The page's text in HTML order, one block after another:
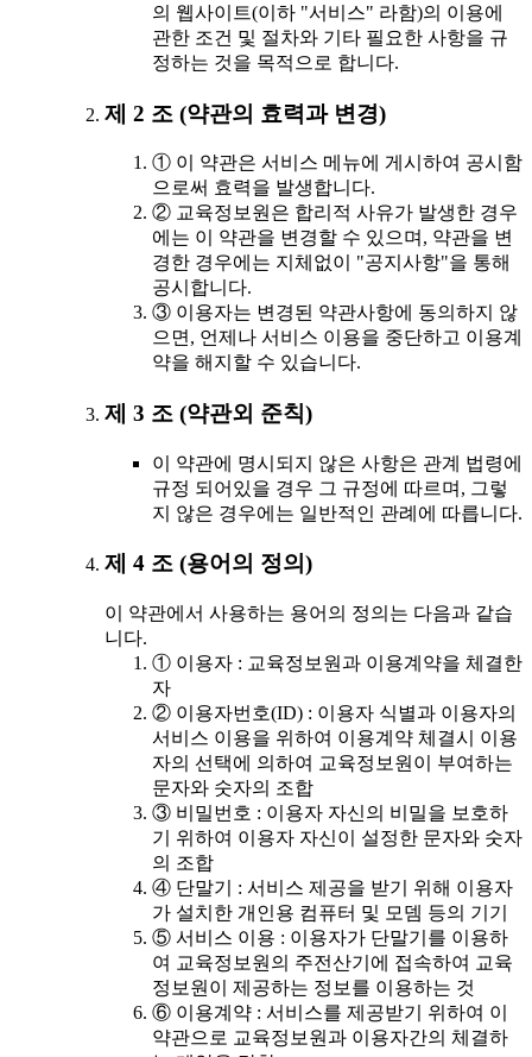
의 웹사이트(이하 "서비스" 라함)의 이용에
관한 조건 및 절차와 기타 필요한 사항을 규
정하는 것을 목적으로 합니다.
제 2 조 (약관의 효력과 변경)
① 이 약관은 서비스 메뉴에 게시하여 공시함
으로써 효력을 발생합니다.
② 교육정보원은 합리적 사유가 발생한 경우
에는 이 약관을 변경할 수 있으며, 약관을 변
경한 경우에는 지체없이 "공지사항"을 통해
공시합니다.
③ 이용자는 변경된 약관사항에 동의하지 않
으면, 언제나 서비스 이용을 중단하고 이용계
약을 해지할 수 있습니다.
제 3 조 (약관외 준칙)
이 약관에 명시되지 않은 사항은 관계 법령에
규정 되어있을 경우 그 규정에 따르며, 그렇
지 않은 경우에는 일반적인 관례에 따릅니다.
제 4 조 (용어의 정의)
이 약관에서 사용하는 용어의 정의는 다음과 같습
니다.
① 이용자 : 교육정보원과 이용계약을 체결한
자
② 이용자번호(ID) : 이용자 식별과 이용자의
서비스 이용을 위하여 이용계약 체결시 이용
자의 선택에 의하여 교육정보원이 부여하는
문자와 숫자의 조합
③ 비밀번호 : 이용자 자신의 비밀을 보호하
기 위하여 이용자 자신이 설정한 문자와 숫자
의 조합
④ 단말기 : 서비스 제공을 받기 위해 이용자
가 설치한 개인용 컴퓨터 및 모뎀 등의 기기
⑤ 서비스 이용 : 이용자가 단말기를 이용하
여 교육정보원의 주전산기에 접속하여 교육
정보원이 제공하는 정보를 이용하는 것
⑥ 이용계약 : 서비스를 제공받기 위하여 이
약관으로 교육정보원과 이용자간의 체결하